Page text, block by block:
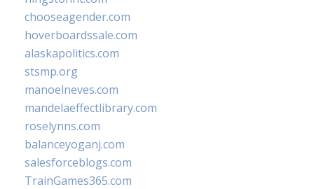
chooseagender.com
hoverboardssale.com
alaskapolitics.com
stsmp.org
manoelneves.com
mandelaeffectlibrary.com
roselynns.com
balanceyoganj.com
salesforceblogs.com
TrainGames365.com